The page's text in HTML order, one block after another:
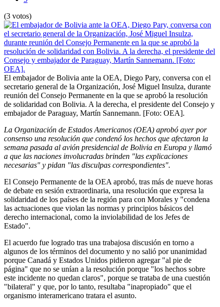
(3 votos)
El embajador de Bolivia ante la OEA, Diego Pary, conversa con el
secretario general de la Organización, José Miguel Insulza, durante
reunión del Consejo Permanente en la que se aprobó la resolución
de solidaridad con Bolivia. A la derecha, el presidente del Consejo y
embajador de Paraguay, Martín Sannemann. [Foto: OEA].
La Organización de Estados Americanos (OEA) aprobó ayer por
consenso una resolución que condenó los hechos que afectaron la
semana pasada al avión presidencial de Bolivia en Europa y llamó
a que las naciones involucradas brinden "las explicaciones
necesarias" y pidan "las disculpas correspondientes".
El Consejo Permanente de la OEA aprobó, tras más de nueve horas
de debate en sesión extraordinaria, una resolución que expresa la
solidaridad de los países de la región para con Morales y "condena
las actuaciones que violan las normas y principios básicos del
derecho internacional, como la inviolabilidad de los Jefes de
Estado".
El acuerdo fue logrado tras una trabajosa discusión en torno a
algunos de los términos del documento y no salió por unanimidad
porque Canadá y Estados Unidos pidieron agregar "al pie de
página" que no se unían a la resolución porque "los hechos sobre
este incidente no quedan claros", porque se trataba de una cuestión
"bilateral" y que, por lo tanto, resultaba "inapropiado" que el
organismo interamericano tratara el asunto.